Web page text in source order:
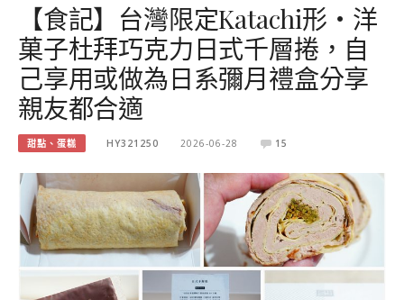
【食記】台灣限定Katachi形‧洋
菓子杜拜巧克力日式千層捲，自
己享用或做為日系彌月禮盒分享
親友都合適
甜點、蛋糕 HY321250 2026-06-28 15